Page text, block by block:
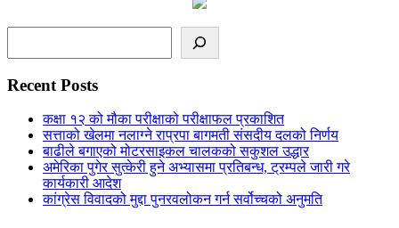
Recent Posts
कक्षा १२ को मौका परीक्षाको परीक्षाफल प्रकाशित
सत्ताको खेलमा नलाग्ने राप्रपा बागमती संसदीय दलको निर्णय
बाढीले बगाएको मोटरसाइकल चालकको सकुशल उद्धार
अमेरिका पुगेर सुत्केरी हुने अभ्यासमा प्रतिबन्ध, ट्रम्पले जारी गरे
कार्यकारी आदेश
कांग्रेस विवादको मुद्दा पुनरवलोकन गर्न सर्वोच्चको अनुमति